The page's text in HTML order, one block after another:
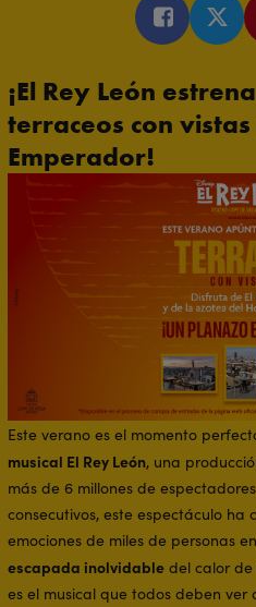
¡El Rey León
terraceos con
Emperador!
Este verano es el momento
musical El Rey León, una
más de 6 millones de
consecutivos, este espectáculo
emociones de miles de personas
escapada inolvidable del calor
es el musical que todos deben ver